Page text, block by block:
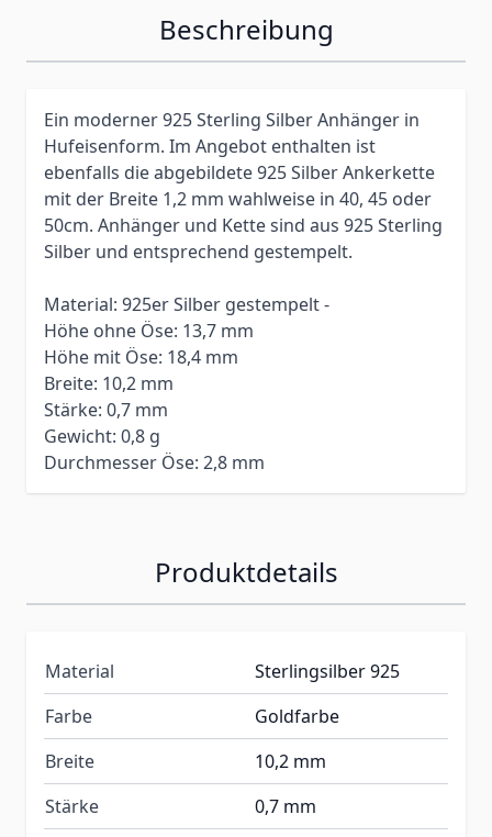
Beschreibung
Ein moderner 925 Sterling Silber Anhänger in
Hufeisenform. Im Angebot enthalten ist
ebenfalls die abgebildete 925 Silber Ankerkette
mit der Breite 1,2 mm wahlweise in 40, 45 oder
50cm. Anhänger und Kette sind aus 925 Sterling
Silber und entsprechend gestempelt.
Material: 925er Silber gestempelt -
Höhe ohne Öse: 13,7 mm
Höhe mit Öse: 18,4 mm
Breite: 10,2 mm
Stärke: 0,7 mm
Gewicht: 0,8 g
Durchmesser Öse: 2,8 mm
Produktdetails
Material
Sterlingsilber 925
Farbe
Goldfarbe
Breite
10,2 mm
Stärke
0,7 mm